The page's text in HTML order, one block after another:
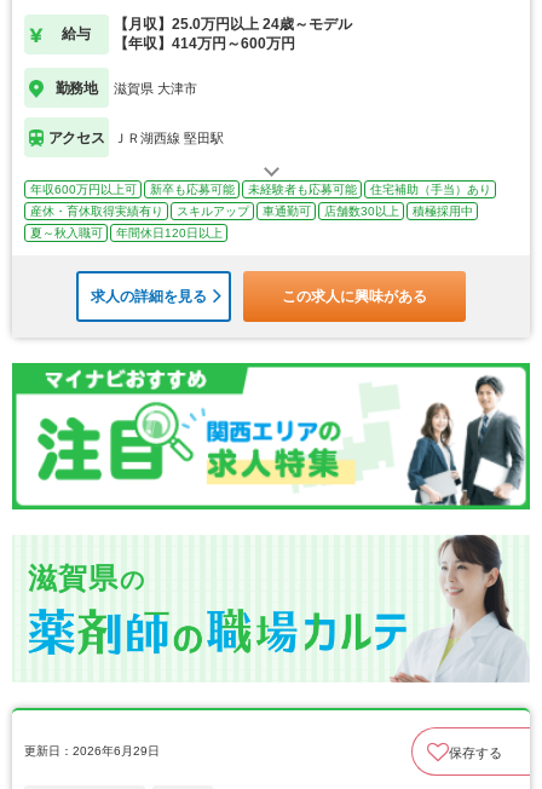
給与
【月収】25.0万円以上 24歳～モデル
【年収】414万円～600万円
勤務地 滋賀県 大津市
アクセス ＪＲ湖西線 堅田駅
年収600万円以上可 新卒も応募可能 未経験者も応募可能
住宅補助（手当）あり
産休・育休取得実績有り
スキルアップ 車通勤可 店舗数30以上
積極採用中
夏～秋入職可
年間休日120日以上
求人の詳細を見る この求人に興味がある
滋賀県の
更新日：2026年6月29日 保存する